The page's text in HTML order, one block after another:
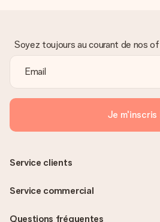
Soyez toujours au courant de nos
Je m'inscris
Questions fréquentes
Service clients
Service commercial